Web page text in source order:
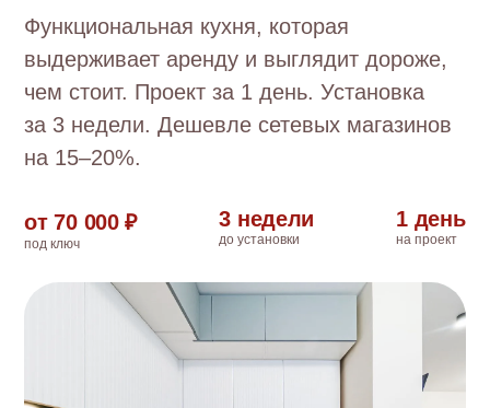
Функциональная кухня, которая
выдерживает аренду и выглядит дороже,
чем стоит. Проект за 1 день. Установка
за 3 недели. Дешевле сетевых магазинов
на 15–20%.
от 70 000 ₽
под ключ
3 недели
до установки
1 день
на проект